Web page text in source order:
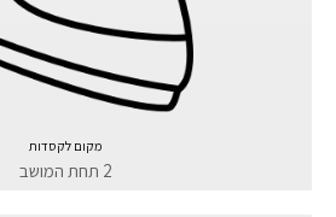
מקום לקסדות
2 תחת המושב